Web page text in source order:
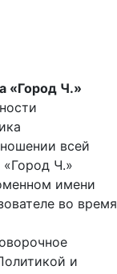
«Город Ч.»
всей
Ч.»
имени
во время
и